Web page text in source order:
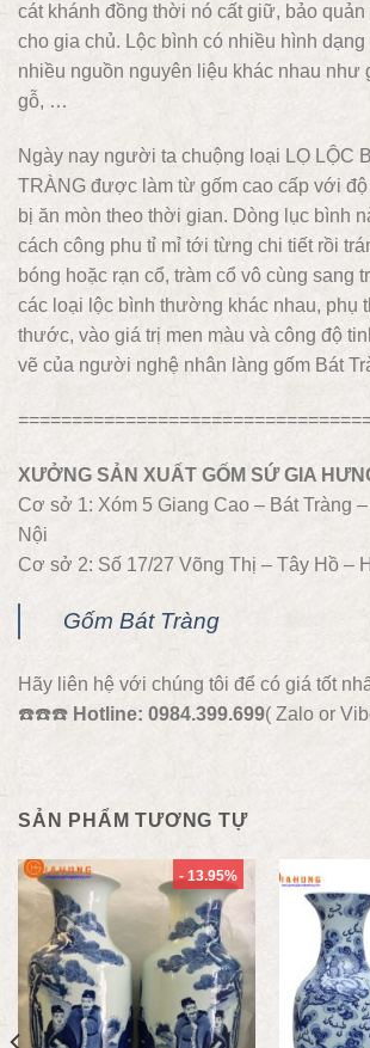
cát khánh đồng thời nó cất giữ, bảo quản
cho gia chủ. Lộc bình có nhiều hình
nhiều nguồn nguyên liệu khác nhau như
gỗ, …
Ngày nay người ta chuộng loại LỌ LỘC
TRÀNG được làm từ gốm cao cấp với
bị ăn mòn theo thời gian. Dòng lục bình
cách công phu tỉ mỉ tới từng chi tiết rồi
bóng hoặc rạn cổ, tràm cổ vô cùng sang
các loại lộc bình thường khác nhau, phụ
thước, vào giá trị men màu và công độ
vẽ của người nghệ nhân làng gốm Bát
XƯỞNG SẢN XUẤT GỐM SỨ GIA
Cơ sở 1: Xóm 5 Giang Cao – Bát Tràng
Nội
Cơ sở 2: Số 17/27 Võng Thị – Tây Hồ –
Gốm Bát Tràng
Hãy liên hệ với chúng tôi để có giá tốt
☎️☎️☎️ Hotline: 0984.399.699( Zalo or
SẢN PHẨM TƯƠNG TỰ
- 13.95%